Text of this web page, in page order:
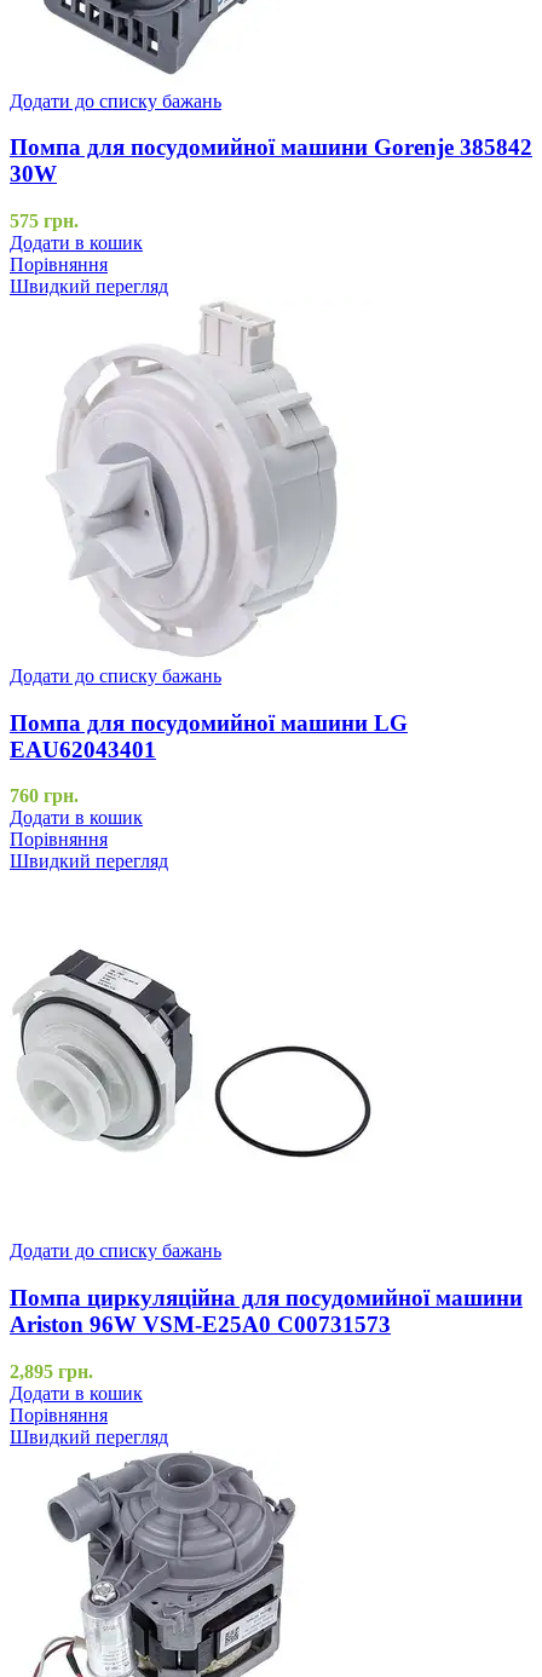
Додати до списку бажань
Помпа для посудомийної машини Gorenje 385842
30W
575 грн.
Додати в кошик
Порівняння
Швидкий перегляд
Додати до списку бажань
Помпа для посудомийної машини LG
EAU62043401
760 грн.
Додати в кошик
Порівняння
Швидкий перегляд
Додати до списку бажань
Помпа циркуляційна для посудомийної машини
Ariston 96W VSM-E25A0 C00731573
2,895 грн.
Додати в кошик
Порівняння
Швидкий перегляд